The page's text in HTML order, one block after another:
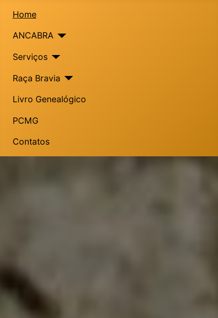
Home
ANCABRA
Serviços
Raça Bravia
Livro Genealógico
PCMG
Contatos